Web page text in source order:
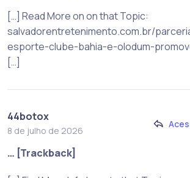
[…] Read More on on that Topic:
salvadorentretenimento.com.br/
esporte-clube-bahia-e-olodum-
[…]
44botox
8 de julho de 2026
… [Trackback]